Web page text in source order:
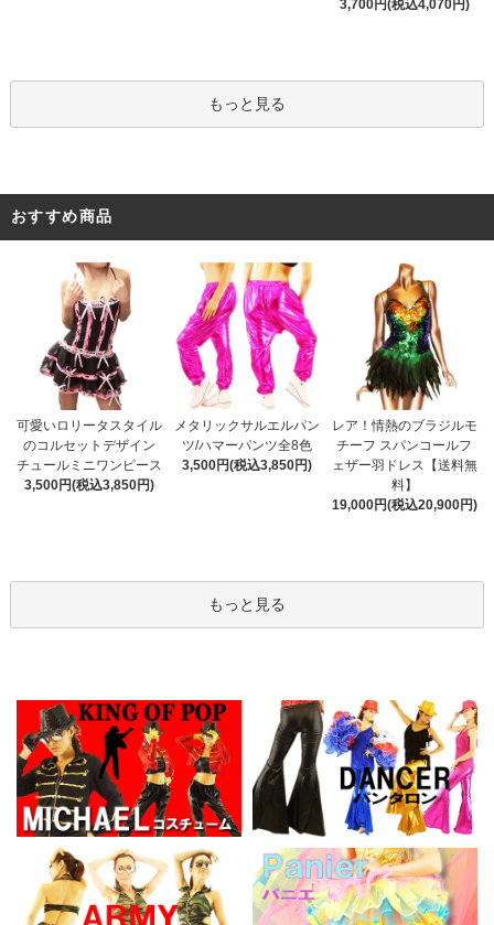
3,700円(税込4,070円)
もっと見る
おすすめ商品
可愛いロリータスタイル
のコルセットデザイン
チュールミニワンピース
3,500円(税込3,850円)
メタリックサルエルパン
ツ/ハマーパンツ全8色
3,500円(税込3,850円)
レア！情熱のブラジルモ
チーフ スパンコールフ
ェザー羽ドレス【送料無
料】
19,000円(税込20,900円)
もっと見る